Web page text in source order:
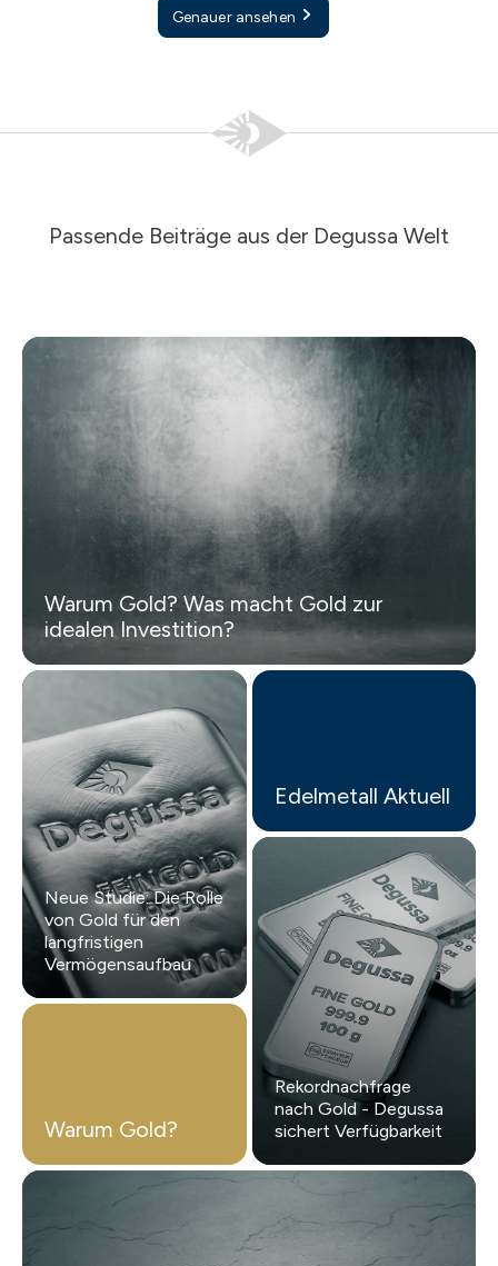
Genauer ansehen
Passende Beiträge aus der Degussa Welt
Warum Gold? Was macht Gold zur
idealen Investition?
Neue Studie: Die Rolle
von Gold für den
langfristigen
Vermögensaufbau
Edelmetall Aktuell
Rekordnachfrage
nach Gold - Degussa
sichert Verfügbarkeit
Warum Gold?